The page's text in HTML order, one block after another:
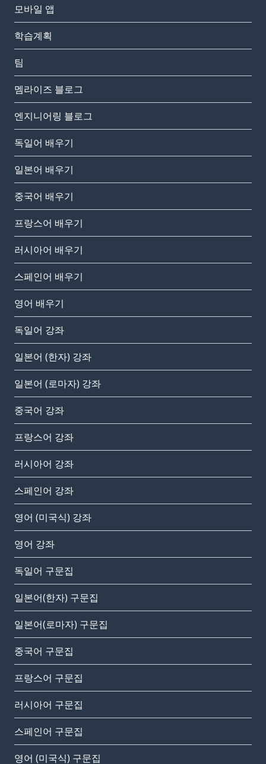
모바일 앱
학습계획
팀
멤라이즈 블로그
엔지니어링 블로그
독일어 배우기
일본어 배우기
중국어 배우기
프랑스어 배우기
러시아어 배우기
스페인어 배우기
영어 배우기
독일어 강좌
일본어 (한자) 강좌
일본어 (로마자) 강좌
중국어 강좌
프랑스어 강좌
러시아어 강좌
스페인어 강좌
영어 (미국식) 강좌
영어 강좌
독일어 구문집
일본어(한자) 구문집
일본어(로마자) 구문집
중국어 구문집
프랑스어 구문집
러시아어 구문집
스페인어 구문집
영어 (미국식) 구문집